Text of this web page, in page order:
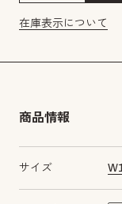
在庫表示について
商品情報
サイズ W